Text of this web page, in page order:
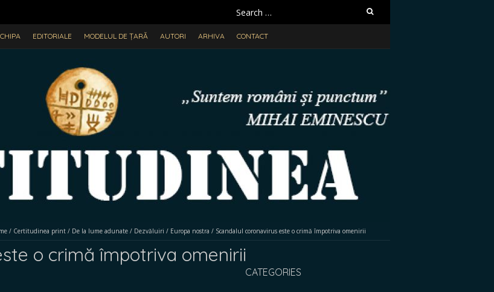
Search
for:
EDITORIALE MODELUL DE ȚARĂ AUTORI ARHIVA CONTACT
/ Certitudinea print / De la lume adunate / Dezvăluiri / Europa nostra / Scandalul coronavirus este o crimă împotriva omenirii
o crimă împotriva omenirii
CATEGORIES